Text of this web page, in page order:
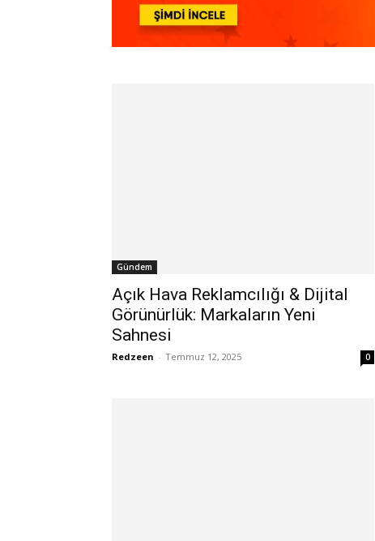
Gündem
Açık Hava Reklamcılığı & Dijital
Görünürlük: Markaların Yeni
Sahnesi
Redzeen - Temmuz 12, 2025 0